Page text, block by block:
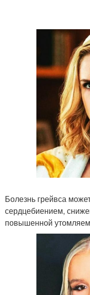
Болезнь грейвса
сердцебиением,
повышенной